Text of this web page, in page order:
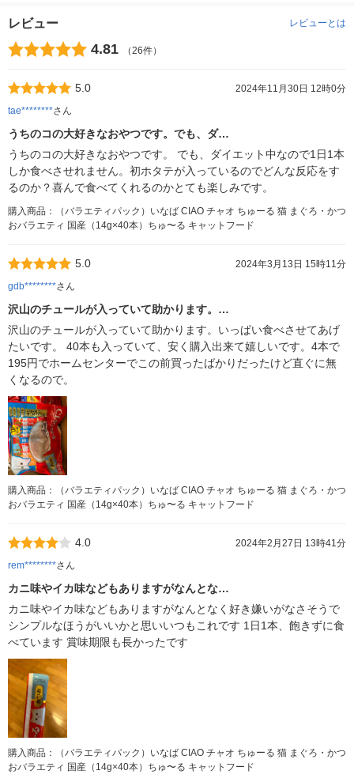
レビュー レビューとは
4.81 （26件）
5.0
2024年11月30日 12時0分
tae********さん
うちのコの大好きなおやつです。でも、ダ…
うちのコの大好きなおやつです。 でも、ダイエット中なので1日1本
しか食べさせれません。初ホタテが入っているのでどんな反応をす
るのか？喜んで食べてくれるのかとても楽しみです。
購入商品：（バラエティパック）いなば CIAO チャオ ちゅーる 猫 まぐろ・かつ
おバラエティ 国産（14g×40本）ちゅ〜る キャットフード
5.0
2024年3月13日 15時11分
gdb********さん
沢山のチュールが入っていて助かります。…
沢山のチュールが入っていて助かります。いっぱい食べさせてあげ
たいです。 40本も入っていて、安く購入出来て嬉しいです。4本で
195円でホームセンターでこの前買ったばかりだったけど直ぐに無
くなるので。
購入商品：（バラエティパック）いなば CIAO チャオ ちゅーる 猫 まぐろ・かつ
おバラエティ 国産（14g×40本）ちゅ〜る キャットフード
4.0
2024年2月27日 13時41分
rem********さん
カニ味やイカ味などもありますがなんとな…
カニ味やイカ味などもありますがなんとなく好き嫌いがなさそうで
シンプルなほうがいいかと思いいつもこれです 1日1本、飽きずに食
べています 賞味期限も長かったです
購入商品：（バラエティパック）いなば CIAO チャオ ちゅーる 猫 まぐろ・かつ
おバラエティ 国産（14g×40本）ちゅ〜る キャットフード